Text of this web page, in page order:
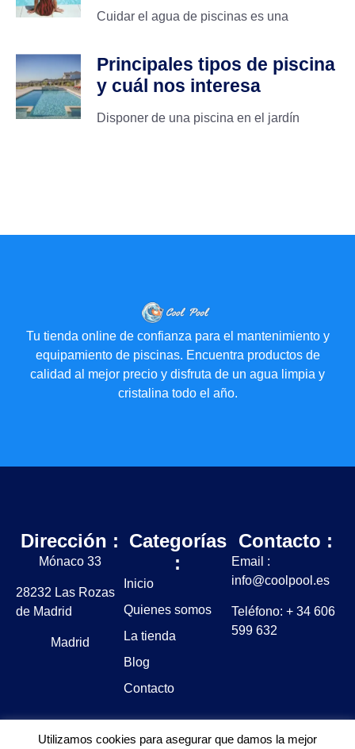
Cuidar el agua de piscinas es una
Principales tipos de piscina
y cuál nos interesa
Disponer de una piscina en el jardín
Tu tienda online de confianza para el mantenimiento y
equipamiento de piscinas. Encuentra productos de
calidad al mejor precio y disfruta de un agua limpia y
cristalina todo el año.
Dirección :
Mónaco 33
28232 Las Rozas
de Madrid
Madrid
Categorías
:
Inicio
Quienes somos
La tienda
Blog
Contacto
Contacto :
Email :
info@coolpool.es
Teléfono: + 34 606
599 632
Utilizamos cookies para asegurar que damos la mejor